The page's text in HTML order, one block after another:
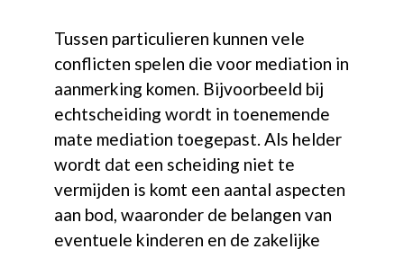
Tussen particulieren kunnen vele
conflicten spelen die voor mediation in
aanmerking komen. Bijvoorbeeld bij
echtscheiding wordt in toenemende
mate mediation toegepast. Als helder
wordt dat een scheiding niet te
vermijden is komt een aantal aspecten
aan bod, waaronder de belangen van
eventuele kinderen en de zakelijke